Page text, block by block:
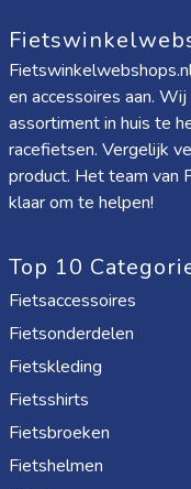
en accessoires aan.
assortiment in huis te
racefietsen. Vergelijk
product. Het team van
klaar om te helpen!
Top 10
Fietsaccessoires
Fietsonderdelen
Fietskleding
Fietsshirts
Fietsbroeken
Fietshelmen